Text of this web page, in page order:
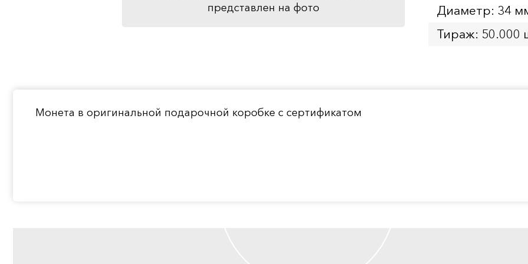
представлен на фото
Диаметр: 34
Тираж: 50.000
Монета в оригинальной подарочной коробке с сертификатом